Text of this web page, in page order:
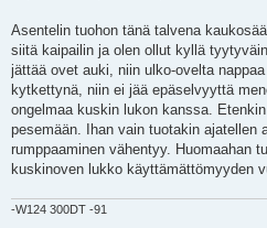
Asentelin tuohon tänä talvena
siitä kaipailin ja olen ollut kyllä
jättää ovet auki, niin ulko-ovelta
kytkettynä, niin ei jää epäselvyyttä
ongelmaa kuskin lukon kanssa.
pesemään. Ihan vain tuotakin ajatellen
rumppaaminen vähentyy. Huomaahan
kuskinoven lukko käyttämättömyyden
-W124 300DT -91